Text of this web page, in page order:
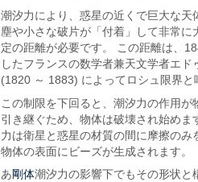
潮汐力により、惑星の近くで巨大な天
塵や小さな破片が「付着」して非常
定の距離が必要です。 この距離は、
したフランスの数学者兼天文学者エド
(1820 ～ 1883) によってロシュ限界と
この制限を下回ると、潮汐力の作用
引き継ぐため、物体は破壊され始め
力は衛星と惑星の材質の間に摩擦のみ
物体の表面にビーズが生成されます。
あ剛体潮汐力の影響下でもその形状と